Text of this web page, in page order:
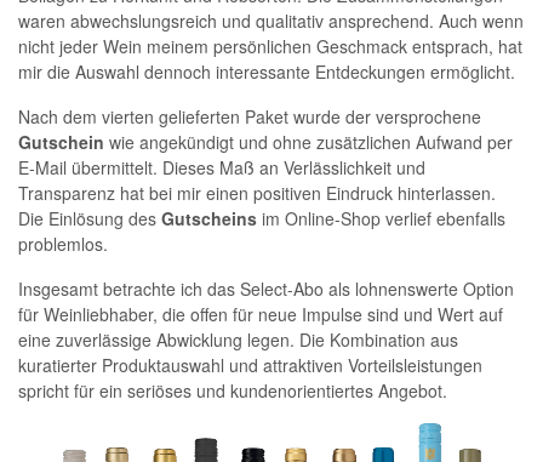
waren abwechslungsreich und qualitativ ansprechend. Auch wenn
nicht jeder Wein meinem persönlichen Geschmack entsprach, hat
mir die Auswahl dennoch interessante Entdeckungen ermöglicht.
Nach dem vierten gelieferten Paket wurde der versprochene
Gutschein wie angekündigt und ohne zusätzlichen Aufwand per
E-Mail übermittelt. Dieses Maß an Verlässlichkeit und
Transparenz hat bei mir einen positiven Eindruck hinterlassen.
Die Einlösung des Gutscheins im Online-Shop verlief ebenfalls
problemlos.
Insgesamt betrachte ich das Select-Abo als lohnenswerte Option
für Weinliebhaber, die offen für neue Impulse sind und Wert auf
eine zuverlässige Abwicklung legen. Die Kombination aus
kuratierter Produktauswahl und attraktiven Vorteilsleistungen
spricht für ein seriöses und kundenorientiertes Angebot.